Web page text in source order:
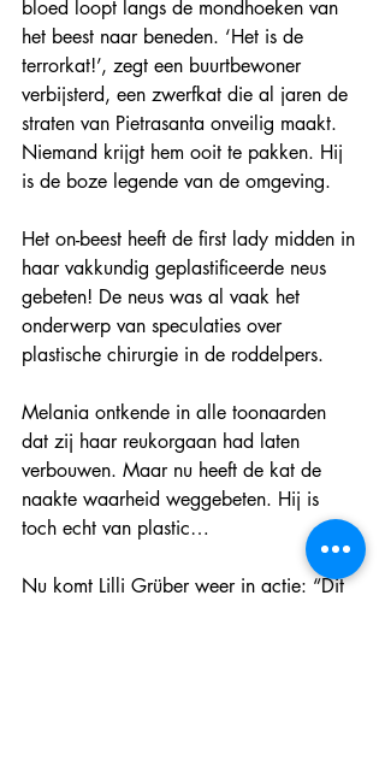
bloed loopt langs de mondhoeken van
het beest naar beneden. ‘Het is de
terrorkat!’, zegt een buurtbewoner
verbijsterd, een zwerfkat die al jaren de
straten van Pietrasanta onveilig maakt.
Niemand krijgt hem ooit te pakken. Hij
is de boze legende van de omgeving.
Het on-beest heeft de first lady midden in
haar vakkundig geplastificeerde neus
gebeten! De neus was al vaak het
onderwerp van speculaties over
plastische chirurgie in de roddelpers.
Melania ontkende in alle toonaarden
dat zij haar reukorgaan had laten
verbouwen. Maar nu heeft de kat de
naakte waarheid weggebeten. Hij is
toch echt van plastic…
Nu komt Lilli Grüber weer in actie: “Dit